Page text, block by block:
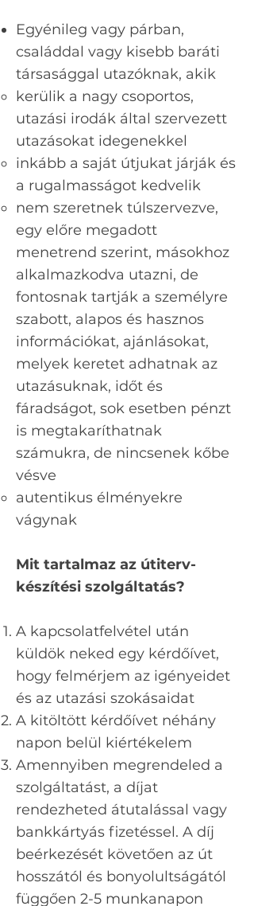
Egyénileg vagy párban,
családdal vagy kisebb baráti
társasággal utazóknak, akik
kerülik a nagy csoportos,
utazási irodák által szervezett
utazásokat idegenekkel
inkább a saját útjukat járják és
a rugalmasságot kedvelik
nem szeretnek túlszervezve,
egy előre megadott
menetrend szerint, másokhoz
alkalmazkodva utazni, de
fontosnak tartják a személyre
szabott, alapos és hasznos
információkat, ajánlásokat,
melyek keretet adhatnak az
utazásuknak, időt és
fáradságot, sok esetben pénzt
is megtakaríthatnak
számukra, de nincsenek kőbe
vésve
autentikus élményekre
vágynak
Mit tartalmaz az útiterv-
készítési szolgáltatás?
A kapcsolatfelvétel után
küldök neked egy kérdőívet,
hogy felmérjem az igényeidet
és az utazási szokásaidat
A kitöltött kérdőívet néhány
napon belül kiértékelem
Amennyiben megrendeled a
szolgáltatást, a díjat
rendezheted átutalással vagy
bankkártyás fizetéssel. A díj
beérkezését követően az út
hosszától és bonyolultságától
függően 2-5 munkanapon